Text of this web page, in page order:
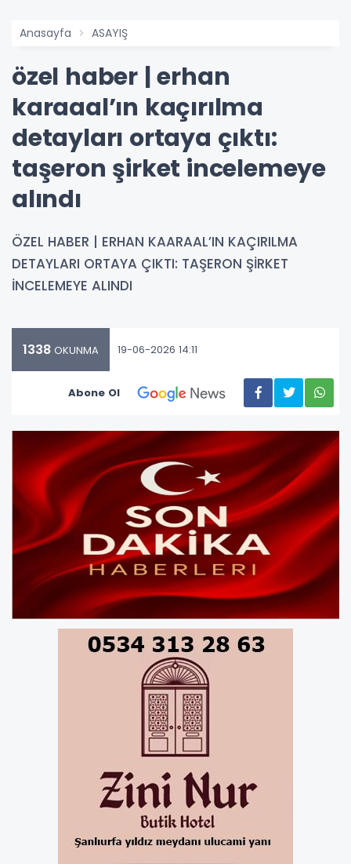
Anasayfa ASAYIŞ
özel haber | erhan
karaaal’ın kaçırılma
detayları ortaya çıktı:
taşeron şirket incelemeye
alındı
ÖZEL HABER | ERHAN KAARAAL’IN KAÇIRILMA
DETAYLARI ORTAYA ÇIKTI: TAŞERON ŞİRKET
İNCELEMEYE ALINDI
1338 OKUNMA 19-06-2026 14:11
Abone Ol